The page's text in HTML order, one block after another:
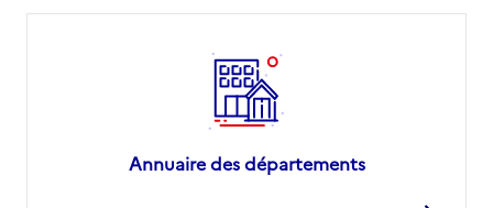
Annuaire des départements